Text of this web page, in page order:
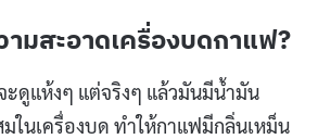
ามสะอาดเครื่องบดกาแฟ?
ะดูแห้งๆ แต่จริงๆ แล้วมันมีน้ำมัน
ในเครื่องบด ทำให้กาแฟมีกลิ่นเหม็น